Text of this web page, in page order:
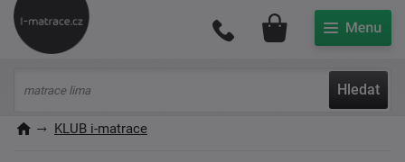
Hledat
Můj účet
KLUB i-matrace